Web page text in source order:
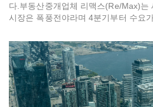
다.부동산중개업체 리맥스(Re/Max)는
시장은 폭풍전야라며 4분기부터 수요